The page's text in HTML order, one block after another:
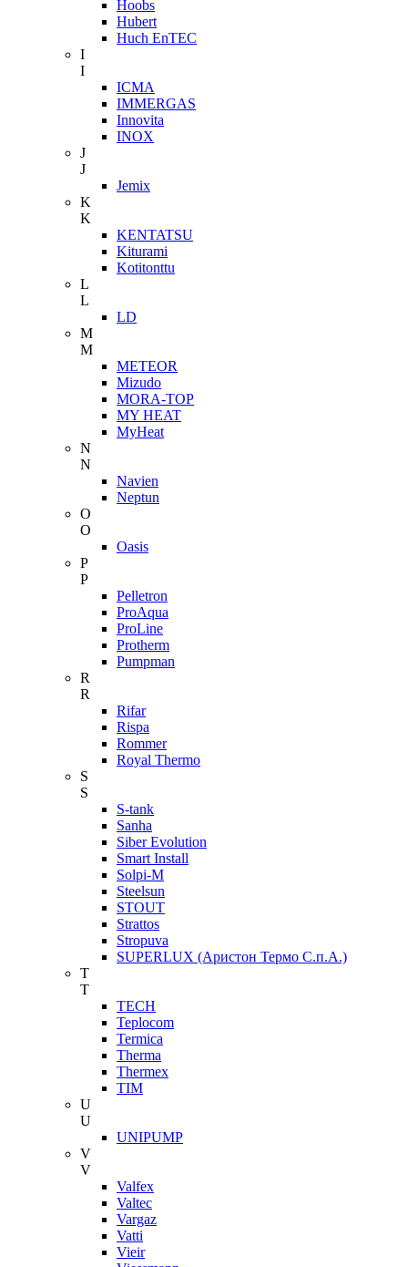
Hoobs
Hubert
Huch EnTEC
I
I
ICMA
IMMERGAS
Innovita
INOX
J
J
Jemix
K
K
KENTATSU
Kiturami
Kotitonttu
L
L
LD
M
M
METEOR
Mizudo
MORA-TOP
MY HEAT
MyHeat
N
N
Navien
Neptun
O
O
Oasis
P
P
Pelletron
ProAqua
ProLine
Protherm
Pumpman
R
R
Rifar
Rispa
Rommer
Royal Thermo
S
S
S-tank
Sanha
Siber Evolution
Smart Install
Solpi-M
Steelsun
STOUT
Strattos
Stropuva
SUPERLUX (Аристон Термо С.п.А.)
T
T
TECH
Teplocom
Termica
Therma
Thermex
TIM
U
U
UNIPUMP
V
V
Valfex
Valtec
Vargaz
Vatti
Vieir